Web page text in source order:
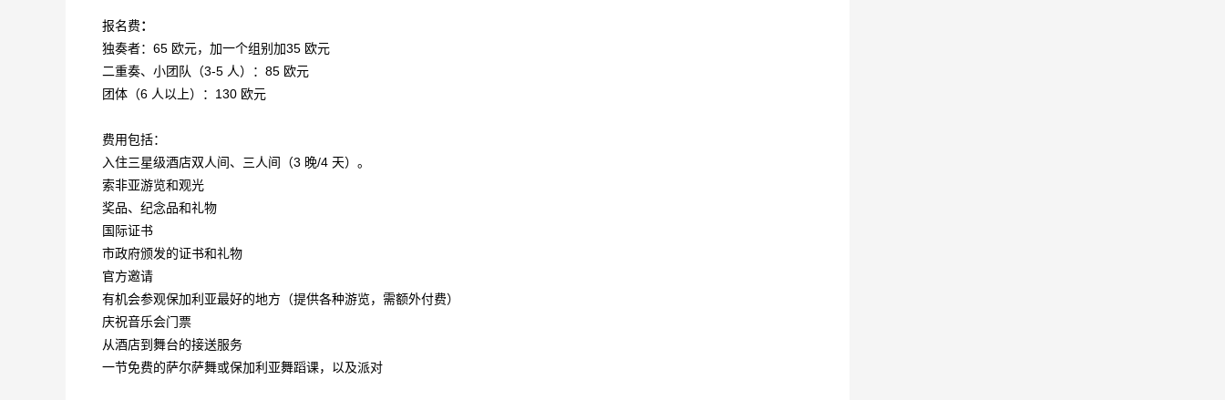
报名费：
独奏者：65 欧元，加一个组别加35 欧元
二重奏、小团队（3-5 人）：85 欧元
团体（6 人以上）：130 欧元
费用包括：
入住三星级酒店双人间、三人间（3 晚/4 天）。
索非亚游览和观光
奖品、纪念品和礼物
国际证书
市政府颁发的证书和礼物
官方邀请
有机会参观保加利亚最好的地方（提供各种游览，需额外付费）
庆祝音乐会门票
从酒店到舞台的接送服务
一节免费的萨尔萨舞或保加利亚舞蹈课，以及派对